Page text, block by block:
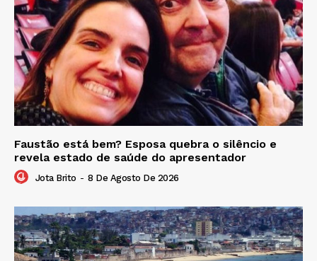
Faustão está bem? Esposa quebra o silêncio e
revela estado de saúde do apresentador
Jota Brito - 8 De Agosto De 2026